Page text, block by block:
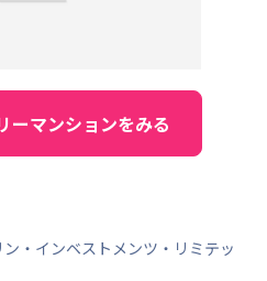
ーマンションをみる
・インベストメンツ・リミテッ